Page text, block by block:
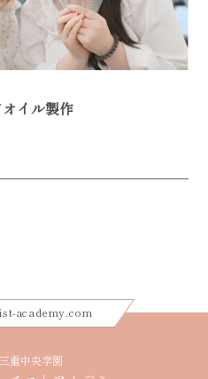
イル製作
academy.com
重中央学園